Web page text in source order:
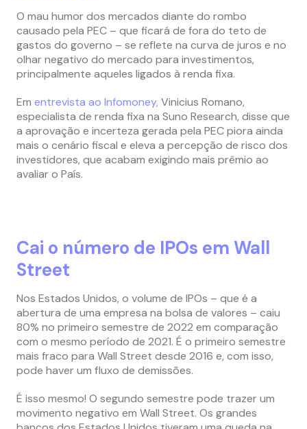
O mau humor dos mercados diante do rombo
causado pela PEC – que ficará de fora do teto de
gastos do governo – se reflete na curva de juros e no
olhar negativo do mercado para investimentos,
principalmente aqueles ligados à renda fixa.
Em entrevista ao Infomoney, Vinicius Romano,
especialista de renda fixa na Suno Research, disse que
a aprovação e incerteza gerada pela PEC piora ainda
mais o cenário fiscal e eleva a percepção de risco dos
investidores, que acabam exigindo mais prêmio ao
avaliar o País.
Cai o número de IPOs em Wall
Street
Nos Estados Unidos, o volume de IPOs – que é a
abertura de uma empresa na bolsa de valores – caiu
80% no primeiro semestre de 2022 em comparação
com o mesmo período de 2021. É o primeiro semestre
mais fraco para Wall Street desde 2016 e, com isso,
pode haver um fluxo de demissões.
É isso mesmo! O segundo semestre pode trazer um
movimento negativo em Wall Street. Os grandes